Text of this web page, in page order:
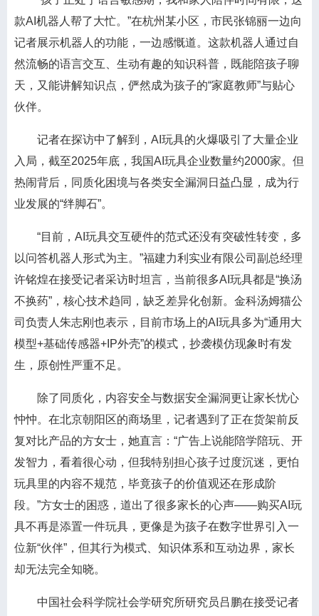
款AI机器人帮了大忙。”在杭州某小区，市民张锦丽一边向
记者展示机器人的功能，一边感慨道。这款机器人通过自
然流畅的语言交互、生动有趣的知识科普，既能陪孩子聊
天，又能讲解知识点，俨然成为孩子的“家庭教师”与贴心
伙伴。
记者在探访中了解到，AI玩具的火爆吸引了大量企业
入局，截至2025年底，我国AI玩具企业数量约2000家。但
热闹背后，同质化困境与各类安全漏洞日益凸显，成为行
业发展的“绊脚石”。
“目前，AI玩具交互硬件的范式还没有突破性转变，多
以问答机器人形式为主。”福建力利实业有限公司副总经理
许铭煌在接受记者采访时坦言，当前很多AI玩具都是“换汤
不换药”，核心技术趋同，缺乏差异化创新。金科汤姆猫公
司负责人朱志刚也表示，目前市场上的AI玩具多为“通用大
模型+基础传感器+IP外壳”的模式，抄袭模仿现象时有发
生，原创性严重不足。
除了同质化，内容安全与数据安全漏洞更让家长忧心
忡忡。在北京朝阳区的商场里，记者遇到了正在货架前反
复对比产品的方女士，她直言：“广告上说能陪学陪玩、开
发智力，看着很心动，但我特别担心孩子过度沉迷，更怕
玩具里的内容不规范，毕竟孩子的价值观还在形成阶
段。”方女士的困惑，道出了很多家长的心声——购买AI玩
具不再是添置一件玩具，更像是为孩子在数字世界引入一
位新“伙伴”，但其行为模式、知识体系和互动边界，家长
却无法完全知晓。
中国社会科学院社会学研究所研究员吕鹏在接受记者